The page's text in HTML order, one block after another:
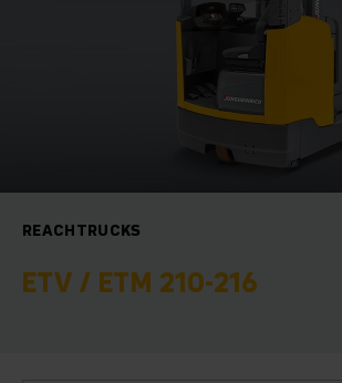
REACHTRUCKS
ETV / ETM 210-216